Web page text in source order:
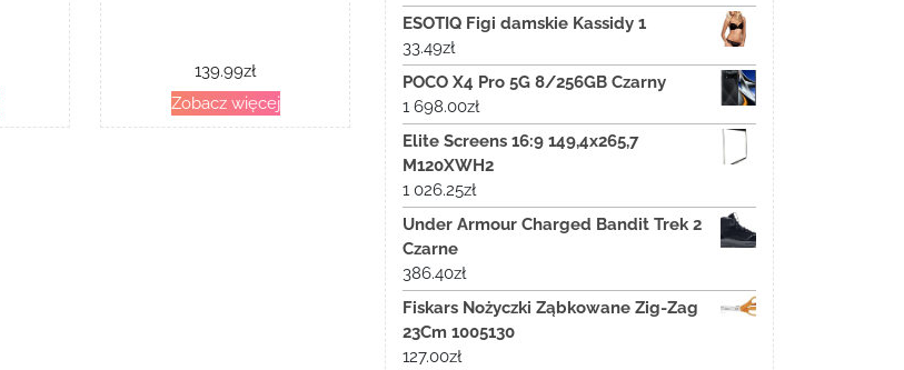
139.99zł
Zobacz więcej
ESOTIQ Figi damskie Kassidy 1
33.49zł
POCO X4 Pro 5G 8/256GB Czarny
1 698.00zł
Elite Screens 16:9 149,4x265,7
M120XWH2
1 026.25zł
Under Armour Charged Bandit Trek 2
Czarne
386.40zł
Fiskars Nożyczki Ząbkowane Zig-Zag
23Cm 1005130
127.00zł